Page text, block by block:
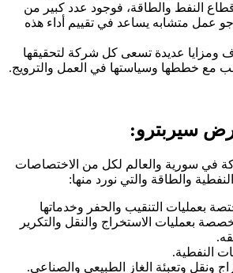
النفط والطاقة، فوجود عدد كبير من
عمل متشابه يساعد في تقييم أداء هذه
ومزايا عديدة تسعى كل شركة لتحقيقها
مع خططها وسياستها في العمل والترويج.
سيربترو:
في سورية والعالم لكل من الاختصاصات
والطاقة والتي نورد منها:
بعمليات التنقيب والحفر وخدماتها
بعمليات الاستخراج والنقل والتكرير
النفطية.
ونقل وتعبئة الغاز الطبيعي والصناعي.